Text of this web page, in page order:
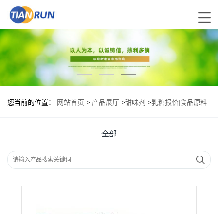
您当前的位置： 网站首页 > 产品展厅 >甜味剂 >乳糖报价|食品原料
全部